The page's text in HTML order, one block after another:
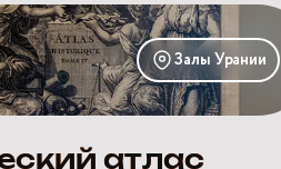
Залы Урании
атлас